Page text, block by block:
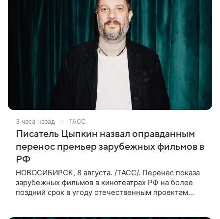
3 часа назад ТАСС
Писатель Цыпкин назвал оправданным
перенос премьер зарубежных фильмов в
РФ
НОВОСИБИРСК, 8 августа. /ТАСС/. Перенес показа
зарубежных фильмов в кинотеатрах РФ на более
поздний срок в угоду отечественным проектам